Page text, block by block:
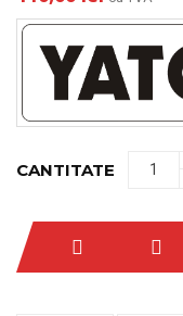
CANTITATE